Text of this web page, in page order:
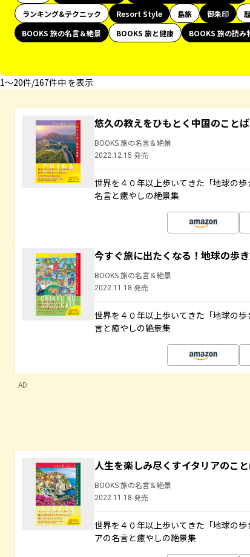
ランキング&テクニック
Resort Style 島旅 御朱印
BOOKS 旅の名言＆絶景
BOOKS 旅と健康 BOOKS 旅の読み
1〜20件/167件中 を表示
悠久の教えをひもとく中国のこと
BOOKS 旅の名言＆絶景
2022.12.15 発売
世界を４０年以上歩いてきた「地球の
名言と癒やしの絶景集
今すぐ旅に出たくなる！地球の歩
BOOKS 旅の名言＆絶景
2022.11.18 発売
世界を４０年以上歩いてきた「地球の
言と癒やしの絶景集
AD
人生を楽しみ尽くすイタリアのこ
BOOKS 旅の名言＆絶景
2022.11.18 発売
世界を４０年以上歩いてきた「地球の
アの名言と癒やしの絶景集